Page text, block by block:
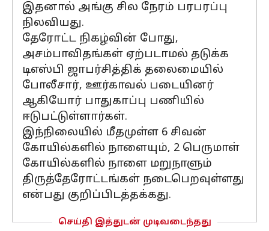
இதனால் அங்கு சில நேரம் பரபரப்பு
நிலவியது.
தேரோட்ட நிகழ்வின் போது,
அசம்பாவிதங்கள் ஏற்படாமல் தடுக்க
டிஎஸ்பி ஜாபர்சித்திக் தலைமையில்
போலீசார், ஊர்காவல் படையினர்
ஆகியோர் பாதுகாப்பு பணியில்
ஈடுபட்டுள்ளார்கள்.
இந்நிலையில் மீதமுள்ள 6 சிவன்
கோயில்களில் நாளையும், 2 பெருமாள்
கோயில்களில் நாளை மறுநாளும்
திருத்தேரோட்டங்கள் நடைபெறவுள்ளது
என்பது குறிப்பிடத்தக்கது.
செய்தி இத்துடன் முடிவடைந்தது